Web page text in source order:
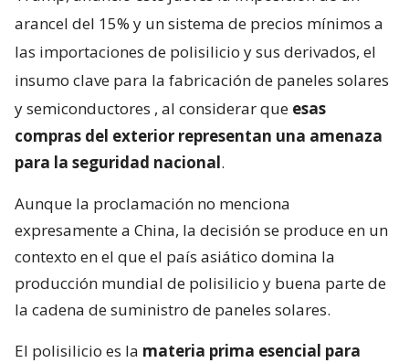
arancel del 15% y un sistema de precios mínimos a
las importaciones de polisilicio y sus derivados, el
insumo clave para la fabricación de paneles solares
y semiconductores , al considerar que esas
compras del exterior representan una amenaza
para la seguridad nacional.
Aunque la proclamación no menciona
expresamente a China, la decisión se produce en un
contexto en el que el país asiático domina la
producción mundial de polisilicio y buena parte de
la cadena de suministro de paneles solares.
El polisilicio es la materia prima esencial para